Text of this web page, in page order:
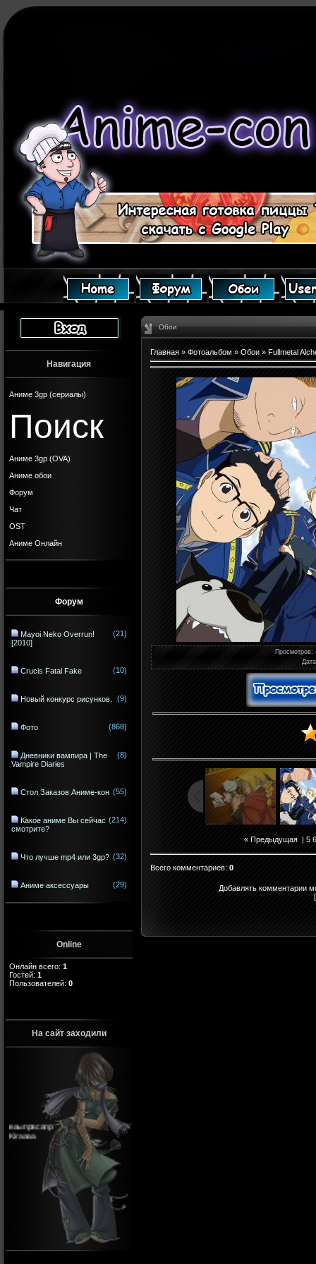
Навигация
Аниме 3gp (сериалы)
Поиск
Аниме 3gp (OVA)
Аниме обои
Форум
Чат
OST
Аниме Онлайн
Форум
Mayoi Neko Overrun!
[2010]
(21)
Crucis Fatal Fake (10)
Новый конкурс рисунков. (9)
Фото (868)
Дневники вампира | The
Vampire Diaries
(8)
Стол Заказов Аниме-кон (55)
Какое аниме Вы сейчас
смотрите?
(214)
Что лучше mp4 или 3gp? (32)
Аниме аксессуары (29)
Online
Онлайн всего: 1
Гостей: 1
Пользователей: 0
На сайт заходили
ваыпрвсапр
Kiraaaa
Обои
Главная » Фотоальбом » Обои » Fullmetal
Просмотров:
Дата
« Предыдущая |5
Всего комментариев: 0
Добавлять комментарии